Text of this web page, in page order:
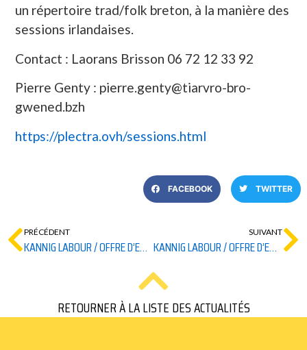
un répertoire trad/folk breton, à la manière des
sessions irlandaises.
Contact : Laorans Brisson 06 72 12 33 92
Pierre Genty : pierre.genty@tiarvro-bro-
gwened.bzh
https://plectra.ovh/sessions.html
FACEBOOK TWITTER
PRÉCÉDENT
KANNIG LABOUR / OFFRE D’EMPLOI
SUIVANT
KANNIG LABOUR / OFFRE D’EMPLOI
RETOURNER À LA LISTE DES ACTUALITÉS